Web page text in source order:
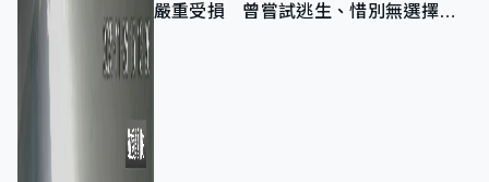
嚴重受損 曾嘗試逃生、惜別無選擇下